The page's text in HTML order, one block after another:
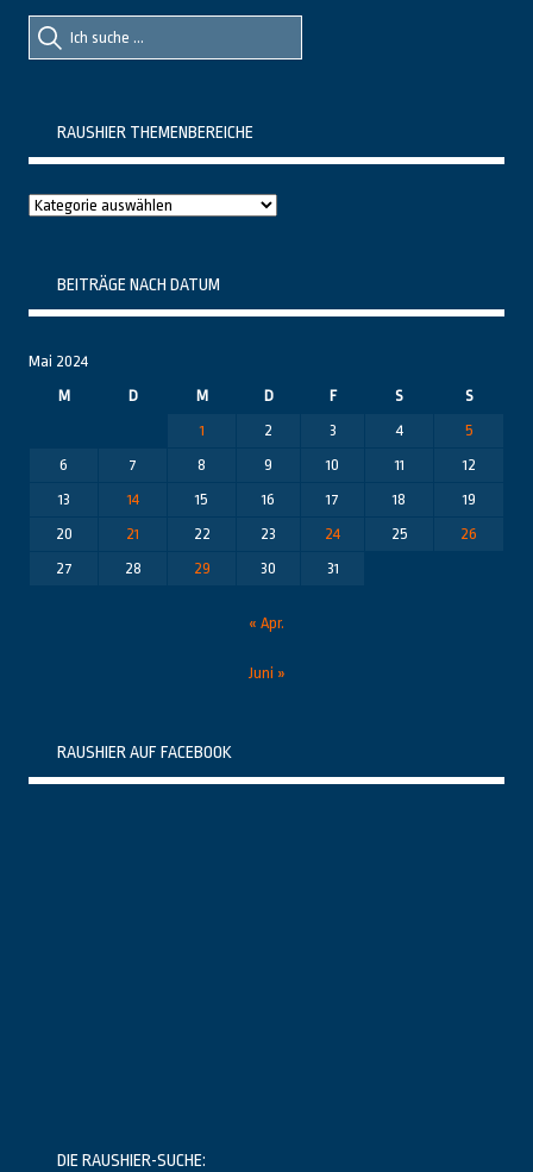
Suche
nach::
Suche
nach:
RAUSHIER THEMENBEREICHE
Raushier
BEITRÄGE NACH DATUM
Mai 2024
M
D M D F S
S
1
2 3 4
5
6
7 8 9 10 11
12
13
14 15 16 17 18
19
20
21 22 23 24 25
26
27
28 29 30 31
« Apr.
Juni »
RAUSHIER AUF FACEBOOK
DIE RAUSHIER-SUCHE: